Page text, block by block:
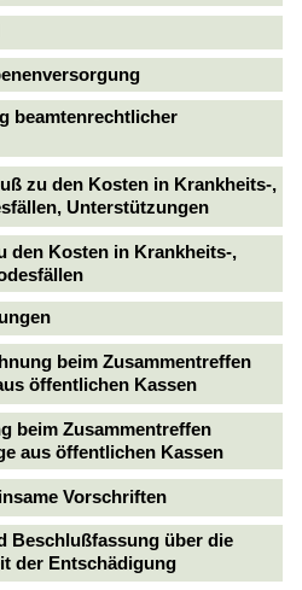
beamtenrechtlicher
zu den Kosten in Krankheits-,
Unterstützungen
den Kosten in Krankheits-,
beim Zusammentreffen
öffentlichen Kassen
beim Zusammentreffen
aus öffentlichen Kassen
Vorschriften
Beschlußfassung über die
der Entschädigung